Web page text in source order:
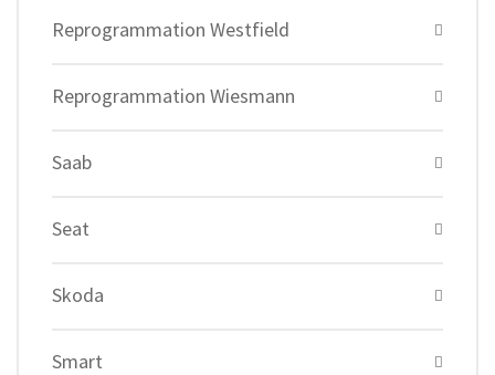
Reprogrammation Westfield
Reprogrammation Wiesmann
Saab
Seat
Skoda
Smart